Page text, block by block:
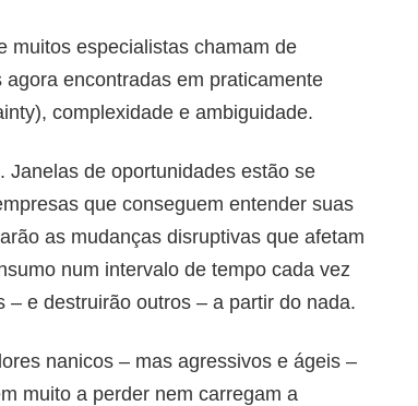
muitos especialistas chamam de
encontradas em praticamente
complexidade e ambiguidade.
Janelas de oportunidades estão se
que conseguem entender suas
as mudanças disruptivas que afetam
num intervalo de tempo cada vez
e destruirão outros – a partir do nada.
nanicos – mas agressivos e ágeis –
muito a perder nem carregam a